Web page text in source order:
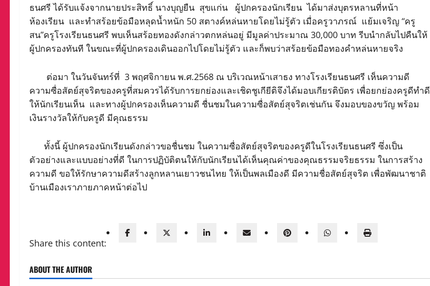
ธนศรี ได้รับแจ้งจากนายประสิทธิ์ นางบุญยืน สุขแก่น ผู้ปกครองนักเรียน ได้มาส่งบุตรหลานที่หน้า
ห้องเรียน และทำสร้อยข้อมือหลุดน้ำหนัก 50 สตางค์หล่นหายโดยไม่รู้ตัว เมื่อครูวาภรณ์ แย้มเจริญ “ครู
สน”ครูโรงเรียนธนศรี พบเห็นสร้อยทองดังกล่าวตกหล่นอยู่ มีมูลค่าประมาณ 30,000 บาท รีบนำกลับไปคืนให้
ผู้ปกครองทันที ในขณะที่ผู้ปกครองเดินออกไปโดยไม่รู้ตัว และก็พบว่าสร้อยข้อมือทองคำหล่นหายจริง
ต่อมา ในวันจันทร์ที่ 3 พฤศจิกายน พ.ศ.2568 ณ บริเวณหน้าเสาธง ทางโรงเรียนธนศรี เห็นความดี
ความซื่อสัตย์สุจริตของครูที่สมควรได้รับการยกย่องและเชิดชูเกียีติจึงได้มอบเกียรติบัตร เพื่อยกย่องครูดีทำดี
ให้นักเรียนเห็น และทางผู้ปกครองเห็นความดี ชื่นชมในความซื่อสัตย์สุจริตเช่นกัน จึงมอบของขวัญ พร้อม
เงินรางวัลให้กับครูดี มีคุณธรรม
ทั้งนี้ ผู้ปกครองนักเรียนดังกล่าวขอชื่นชม ในความซื่อสัตย์สุจริตของครูดีในโรงเรียนธนศรี ซึ่งเป็น
ตัวอย่างและแบบอย่างที่ดี ในการปฏิบัติตนให้กับนักเรียนได้เห็นคุณค่าของคุณธรรมจริยธรรม ในการสร้าง
ความดี ขอให้รักษาความดีสร้างลูกหลานเยาวชนไทย ให้เป็นพลเมืองดี มีความชื่อสัตย์สุจริต เพื่อพัฒนาชาติ
บ้านเมืองเราภายภาคหน้าต่อไป
Share this content:
ABOUT THE AUTHOR